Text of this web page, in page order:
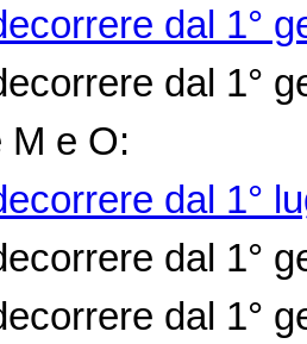
dal 1°
dal 1°
e O:
dal 1°
dal 1°
dal 1°